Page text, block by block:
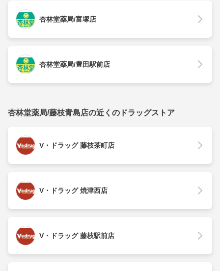
杏林堂薬局/富塚店
杏林堂薬局/豊田駅前店
杏林堂薬局/藤枝青島店の近くのドラッグストア
V・ドラッグ 藤枝茶町店
V・ドラッグ 焼津西店
V・ドラッグ 藤枝駅前店